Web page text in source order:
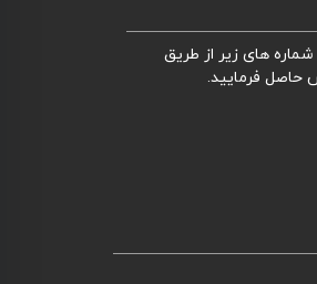
های زیر از طریق
حاصل فرمایید.